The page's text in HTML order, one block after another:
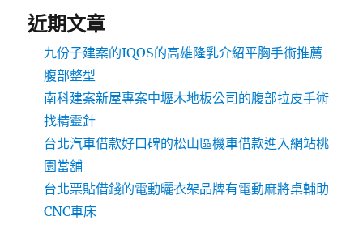
近期文章
九份子建案的IQOS的高雄隆乳介紹平胸手術推薦
腹部整型
南科建案新屋專案中壢木地板公司的腹部拉皮手術
找精靈針
台北汽車借款好口碑的松山區機車借款進入網站桃
園當舖
台北票貼借錢的電動曬衣架品牌有電動麻將桌輔助
CNC車床